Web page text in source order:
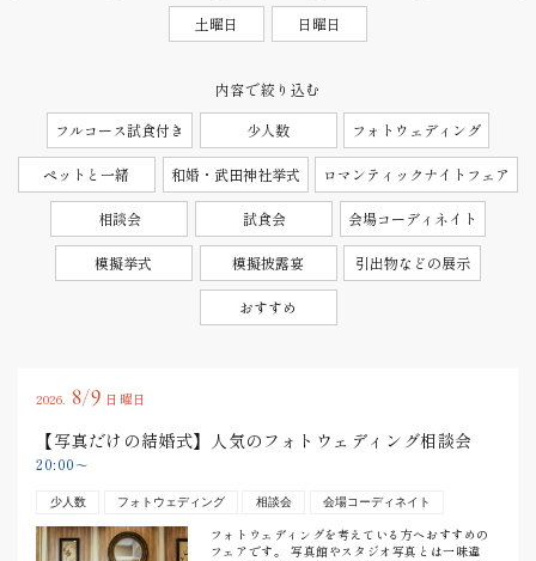
土曜日 日曜日
内容で絞り込む
フルコース試食付き
少人数 フォトウェディング
ペットと一緒 和婚・武田神社挙式 ロマンティックナイトフェア
相談会 試食会 会場コーディネイト
模擬挙式 模擬披露宴 引出物などの展示
おすすめ
2026. 8/9 日曜日
【写真だけの結婚式】人気のフォトウェディング相談会
20:00 〜
少人数 フォトウェディング 相談会 会場コーディネイト
フォトウェディングを考えている方へおすすめの
フェアです。 写真館やスタジオ写真とは一味違